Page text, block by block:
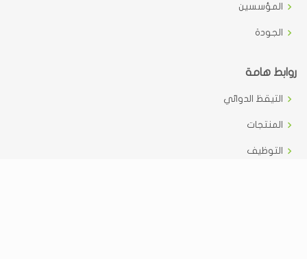
المؤسسين
الجودة
روابط هامة
التيقظ الدوائي
المنتجات
التوظيف